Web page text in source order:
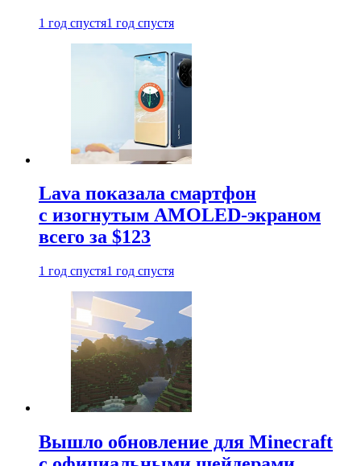
1 год спустя1 год спустя
Lava показала смартфон
с изогнутым AMOLED-экраном
всего за $123
1 год спустя1 год спустя
Вышло обновление для Minecraft